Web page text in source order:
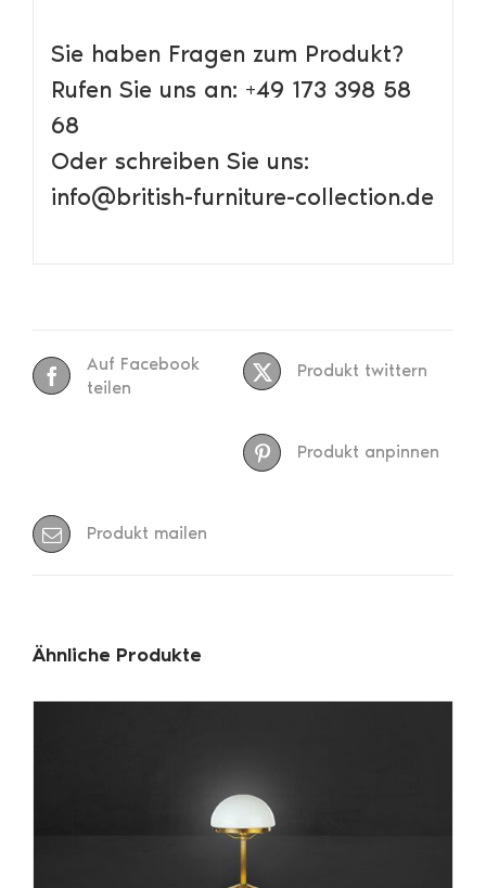
Sie haben Fragen zum Produkt?
Rufen Sie uns an: +49 173 398 58
68
Oder schreiben Sie uns:
info@british-furniture-collection.de
Auf Facebook
teilen
Produkt twittern
Produkt anpinnen
Produkt mailen
Ähnliche Produkte